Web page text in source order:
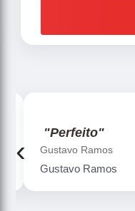
"Perfeito"
Gustavo Ramos
Gustavo Ramos
‹